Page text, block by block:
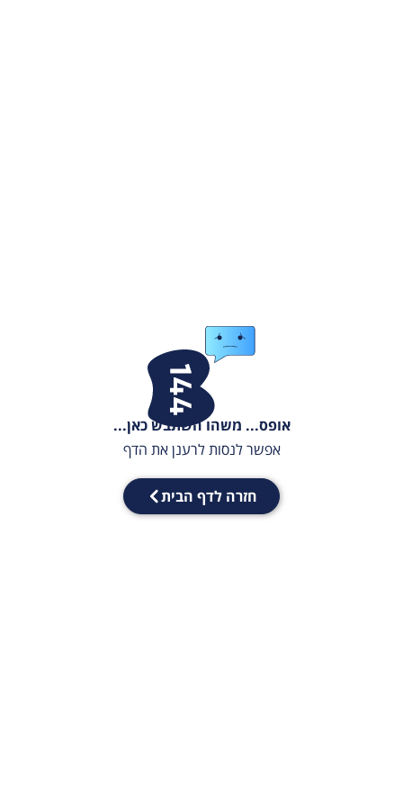
אופס... משהו השתבש כאן...
אפשר לנסות לרענן את הדף
חזרה לדף הבית